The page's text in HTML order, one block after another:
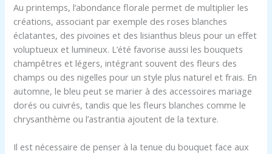
Au printemps, l’abondance florale permet de multiplier les
créations, associant par exemple des roses blanches
éclatantes, des pivoines et des lisianthus bleus pour un effet
voluptueux et lumineux. L’été favorise aussi les bouquets
champêtres et légers, intégrant souvent des fleurs des
champs ou des nigelles pour un style plus naturel et frais. En
automne, le bleu peut se marier à des accessoires mariage
dorés ou cuivrés, tandis que les fleurs blanches comme le
chrysanthème ou l’astrantia ajoutent de la texture.
Il est nécessaire de penser à la tenue du bouquet face aux